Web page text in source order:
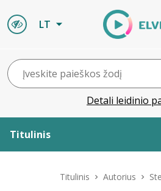
LT
Detali leidinio
Titulinis
Titulinis Autorius